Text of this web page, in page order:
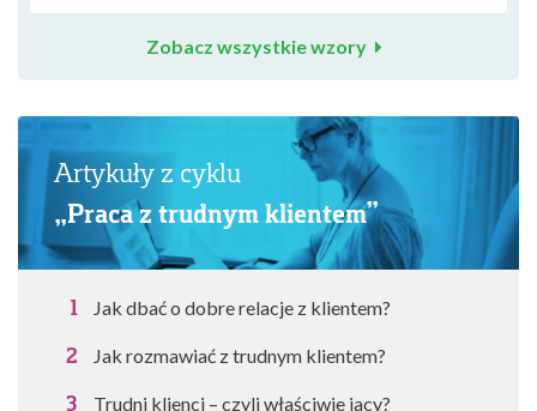
Zobacz wszystkie wzory
Artykuły z cyklu
„Praca z trudnym klientem”
Jak dbać o dobre relacje z klientem?
Jak rozmawiać z trudnym klientem?
Trudni klienci – czyli właściwie jacy?